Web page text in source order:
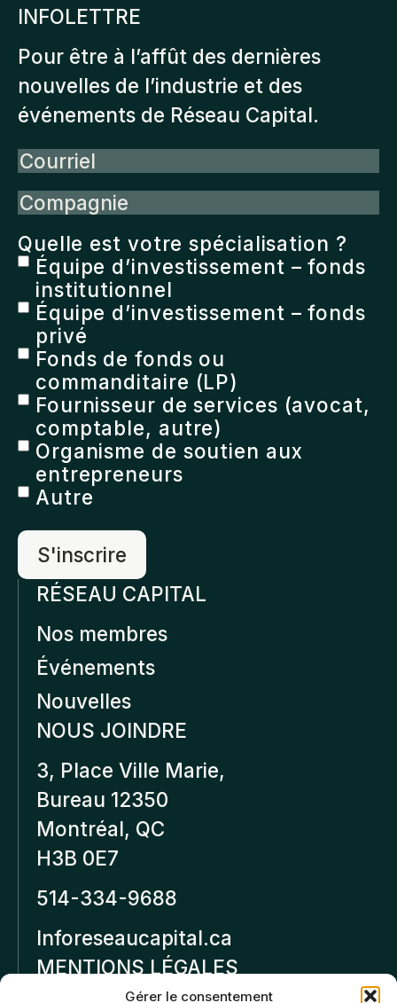
Gérer le consentement
INFOLETTRE
Pour être à l’affût des dernières
nouvelles de l’industrie et des
événements de Réseau Capital.
Courriel
Compagnie
Quelle est votre spécialisation ?
Équipe d’investissement – fonds
institutionnel
Équipe d’investissement – fonds
privé
Fonds de fonds ou
commanditaire (LP)
Fournisseur de services (avocat,
comptable, autre)
Organisme de soutien aux
entrepreneurs
Autre
RÉSEAU CAPITAL
Nos membres
Événements
Nouvelles
NOUS JOINDRE
3, Place Ville Marie,
Bureau 12350
Montréal, QC
H3B 0E7
514-334-9688
Inforeseaucapital.ca
MENTIONS LÉGALES